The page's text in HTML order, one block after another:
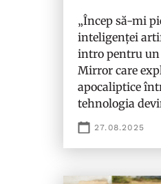
„Încep să-mi
inteligenței
intro pentru un
Mirror care
apocaliptice
tehnologia
27.08.2025